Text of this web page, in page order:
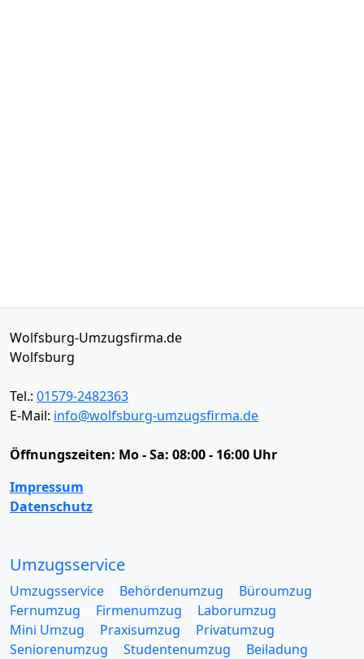
Wolfsburg-Umzugsfirma.de
Wolfsburg
Tel.: 01579-2482363
E-Mail: info@wolfsburg-umzugsfirma.de
Öffnungszeiten: Mo - Sa: 08:00 - 16:00 Uhr
Impressum
Datenschutz
Umzugsservice
Umzugsservice Behördenumzug
Büroumzug
Fernumzug
Firmenumzug
Laborumzug
Mini Umzug
Praxisumzug
Privatumzug
Seniorenumzug
Studentenumzug
Beiladung